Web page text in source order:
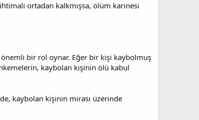
ortadan kalkmışsa, ölüm karinesi
önemli bir rol oynar. Eğer bir kişi kaybolmuş
kaybolan kişinin ölü kabul
kaybolan kişinin mirası üzerinde